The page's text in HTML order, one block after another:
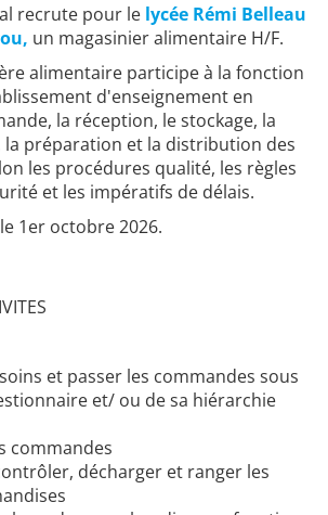
recrute pour le lycée Rémi Belleau
, un magasinier alimentaire H/F.
alimentaire participe à la fonction
d'enseignement en
la réception, le stockage, la
la préparation et la distribution des
les procédures qualité, les règles
et les impératifs de délais.
1er octobre 2026.
et passer les commandes sous
et/ ou de sa hiérarchie
commandes
décharger et ranger les